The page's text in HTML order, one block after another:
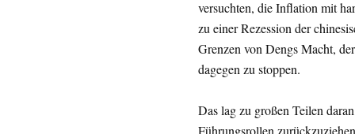
versuchten, die Inflation mit
zu einer Rezession der
Grenzen von Dengs Macht,
dagegen zu stoppen.
Das lag zu großen Teilen
Führungsrollen